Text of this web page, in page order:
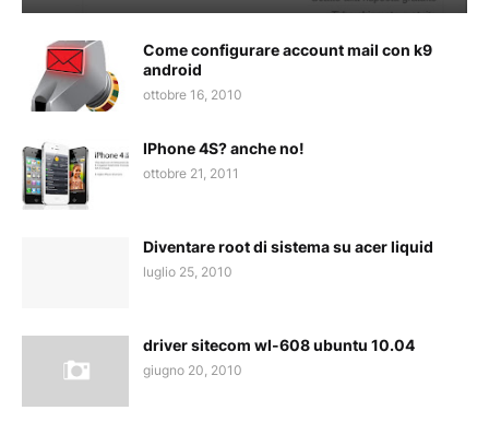
Come configurare account mail con k9
android
ottobre 16, 2010
IPhone 4S? anche no!
ottobre 21, 2011
Diventare root di sistema su acer liquid
luglio 25, 2010
driver sitecom wl-608 ubuntu 10.04
giugno 20, 2010